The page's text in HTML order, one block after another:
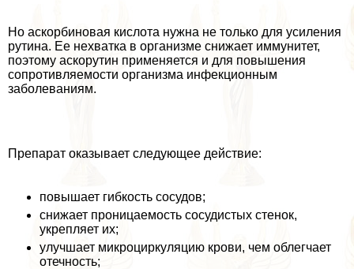
Но аскорбиновая кислота нужна не только для усиления
рутина. Ее нехватка в организме снижает иммунитет,
поэтому аскорутин применяется и для повышения
сопротивляемости организма инфекционным
заболеваниям.
Препарат оказывает следующее действие:
повышает гибкость сосудов;
снижает проницаемость сосудистых стенок,
укрепляет их;
улучшает микроциркуляцию крови, чем облегчает
отечность;